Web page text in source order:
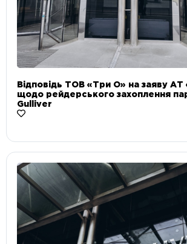
Відповідь ТОВ «Три О» на заяву
щодо рейдерського захоплення
Gulliver